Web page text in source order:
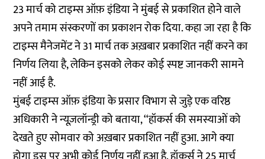
23 मार्च को टाइम्स ऑफ़ इंडिया ने मुंबई से प्रकाशित होने वाले
अपने तमाम संस्करणों का प्रकाशन रोक दिया. कहा जा रहा है कि
टाइम्स मैनेजमेंट ने 31 मार्च तक अख़बार प्रकाशित नहीं करने का
निर्णय लिया है, लेकिन इसको लेकर कोई स्पष्ट जानकरी सामने
नहीं आई है.
मुंबई टाइम्स ऑफ़ इंडिया के प्रसार विभाग से जुड़े एक वरिष्ठ
अधिकारी ने न्यूज़लॉन्ड्री को बताया, ‘‘हॉकर्स की समस्याओं को
देखते हुए सोमवार को अख़बार प्रकाशित नहीं हुआ. आगे क्या